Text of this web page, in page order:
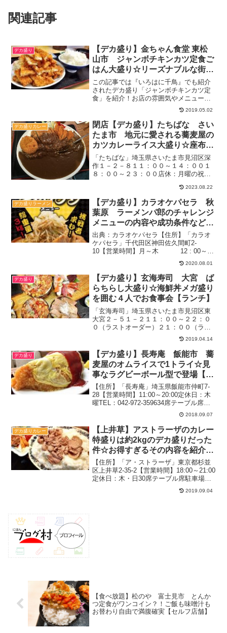
関連記事
デカ盛り
【デカ盛り】金ちゃん食堂 東松
山市 ジャンボチキンカツ定食ご
はん大盛り☆リーズナブルな街の
定食屋さん【繁盛店】
この記事では『いろはに千鳥』でも紹介
されたデカ盛り「ジャンボチキンカツ定
食」を紹介！お店の雰囲気やメニューも
案内しているのでぜひ合わせて参考にし
てください♪地元のお客さんも通う平日で
も賑わう定食屋さんです。
2019.05.02
デカ盛りカレー
閉店【デカ盛り】たちばな さい
たま市 地元に愛される蕎麦屋の
カツカレーライス大盛り☆座布団
サイズのお皿で登場【夜も頼める
定食メニュー】
「たちばな」埼玉県さいたま市見沼区深
作１－２－８１１：００～１４：００１
８：００～２３：００店休：月曜の祝日
席：座敷あり喫煙可駐車場：あり２０１
７．９月１３日２０時前待ちなし【追
記】残念ながら2023.6月...
2023.08.22
デカ盛りラーメン
【デカ盛り】カラオケパセラ 秋
葉原 ラーメンパ郎のチャレンジ
メニューの内容や成功条件などを
紹介【6月から】
出典：カラオケパセラ【住所】「カラオ
ケパセラ」千代田区神田佐久間町2-
10【営業時間】月～木 12 : 00～翌
5 : 00金・祝前日 12 : 00～翌7 : 00
土 11 : 00～翌7 : 00日・祝
日 11 :...
2020.08.01
デカ盛り
【デカ盛り】玄海寿司 大宮 ば
らちらし大盛り☆海鮮丼メガ盛り
を囲む４人でお食事会【ランチ】
「玄海寿司」埼玉県さいたま市見沼区東
大宮２－５１－２１１：００～２２：０
０（ラストオーダー）２１：００（ラン
チ）１１：００～１４：００店休日：水
曜６０席：テーブル、座敷あり最大６０
人で貸し切り可１階：終日禁煙駐車場：
店前に約８台分＊ランチは...
2019.04.14
デカ盛り
【デカ盛り】長寿庵 飯能市 蕎
麦屋のオムライスで1トライ☆見
事なラグビーボール型で登場【ス
ープもウマい】
【住所】「長寿庵」埼玉県飯能市仲町7-
28【営業時間】11:00～20:00定休日：木
曜TEL：042-972-359634席テーブル席、
座敷有り駐車場：あり（お店近くの空き
地）禁煙2018.9月（平日）：14時過ぎ待
ちなし関連：デカ盛りの...
2018.09.07
デカ盛りカレー
【上井草】アストラーザのカレー
特盛りは約2kgのデカ盛りだった
件☆お得すぎるその内容を紹介
【肉のせ】
【住所】「ア・ストラーザ」東京都杉並
区上井草2-35-2【営業時間】18:00～21:00
定休日：木・日30席テーブル席駐車場：
なし喫煙可電話：03-3395-84912019.8月
（平日）：19時前待ちなし関連：デカ盛
2019.09.04
【食べ放題】松のや 富士見市 とんか
つ定食がワンコイン？！ご飯も味噌汁も
お替わり自由で満腹確実【セルフ店舗】